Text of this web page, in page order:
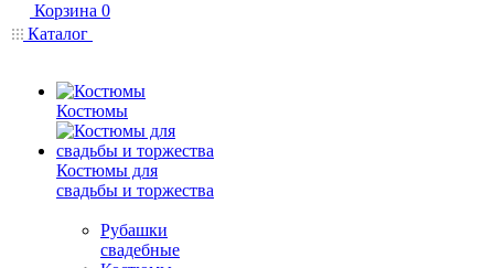
Корзина 0
Каталог
Костюмы
Костюмы для
свадьбы и торжества
Рубашки
свадебные